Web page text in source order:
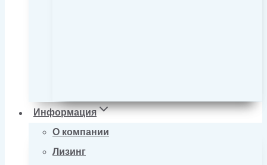
Информация
О компании
Лизинг